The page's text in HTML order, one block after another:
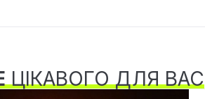
ЦІКАВОГО ДЛЯ ВАС